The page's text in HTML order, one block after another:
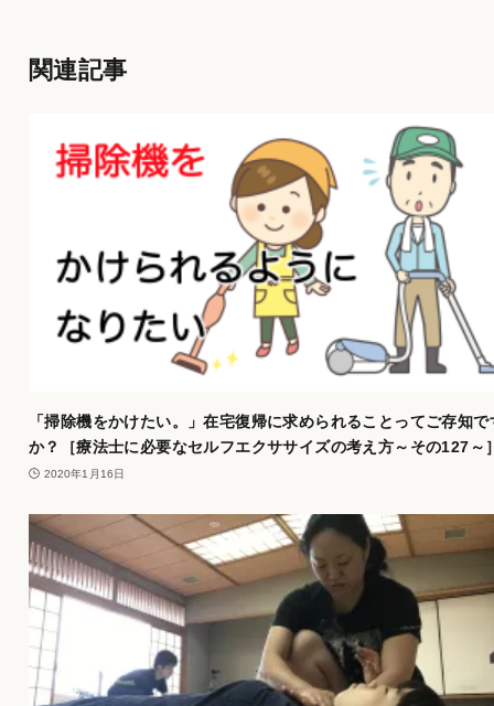
関連記事
「掃除機をかけたい。」在宅復帰に求められることってご存知で
か？［療法士に必要なセルフエクササイズの考え方～その127～
2020年1月16日